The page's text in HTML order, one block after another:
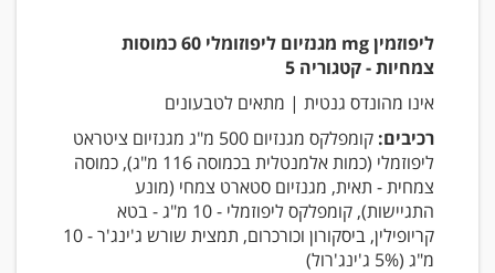
ליפוזמין mg מגנזיום ליפוזומלי 60 כמוסות
צמחיות - קטגוריה 5
אינו מהונדס גנטית | מתאים לטבעונים
רכיבים:
קומפלקס מגנזיום 500 מ"ג מגנזיום ציטראט
ליפוזמלי (כמות אלמנטלית בכמוסה 116 מ"ג), כמוסה
צמחית - תאית, מגנזיום סטארט צמחי (מונע
התגיישות), קומפלקס ליפוזמלי - 10 מ"ג - בטא
קריופילין, ביסקורון וכורכרום, תמצית שורש ג'ינג'ר - 10
מ"ג (5% ג'ינג'רול)